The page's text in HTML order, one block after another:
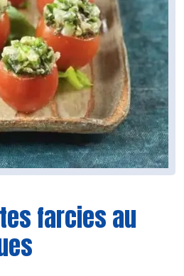
farcies au